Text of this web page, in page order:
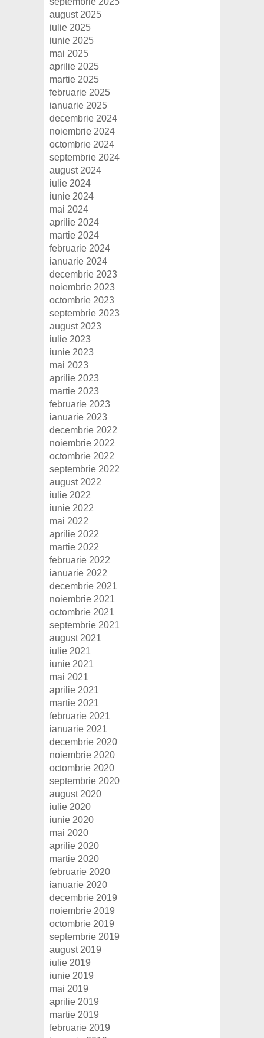
august 2025
iulie 2025
iunie 2025
mai 2025
aprilie 2025
martie 2025
februarie 2025
ianuarie 2025
decembrie 2024
noiembrie 2024
octombrie 2024
septembrie 2024
august 2024
iulie 2024
iunie 2024
mai 2024
aprilie 2024
martie 2024
februarie 2024
ianuarie 2024
decembrie 2023
noiembrie 2023
octombrie 2023
septembrie 2023
august 2023
iulie 2023
iunie 2023
mai 2023
aprilie 2023
martie 2023
februarie 2023
ianuarie 2023
decembrie 2022
noiembrie 2022
octombrie 2022
septembrie 2022
august 2022
iulie 2022
iunie 2022
mai 2022
aprilie 2022
martie 2022
februarie 2022
ianuarie 2022
decembrie 2021
noiembrie 2021
octombrie 2021
septembrie 2021
august 2021
iulie 2021
iunie 2021
mai 2021
aprilie 2021
martie 2021
februarie 2021
ianuarie 2021
decembrie 2020
noiembrie 2020
octombrie 2020
septembrie 2020
august 2020
iulie 2020
iunie 2020
mai 2020
aprilie 2020
martie 2020
februarie 2020
ianuarie 2020
decembrie 2019
noiembrie 2019
octombrie 2019
septembrie 2019
august 2019
iulie 2019
iunie 2019
mai 2019
aprilie 2019
martie 2019
februarie 2019